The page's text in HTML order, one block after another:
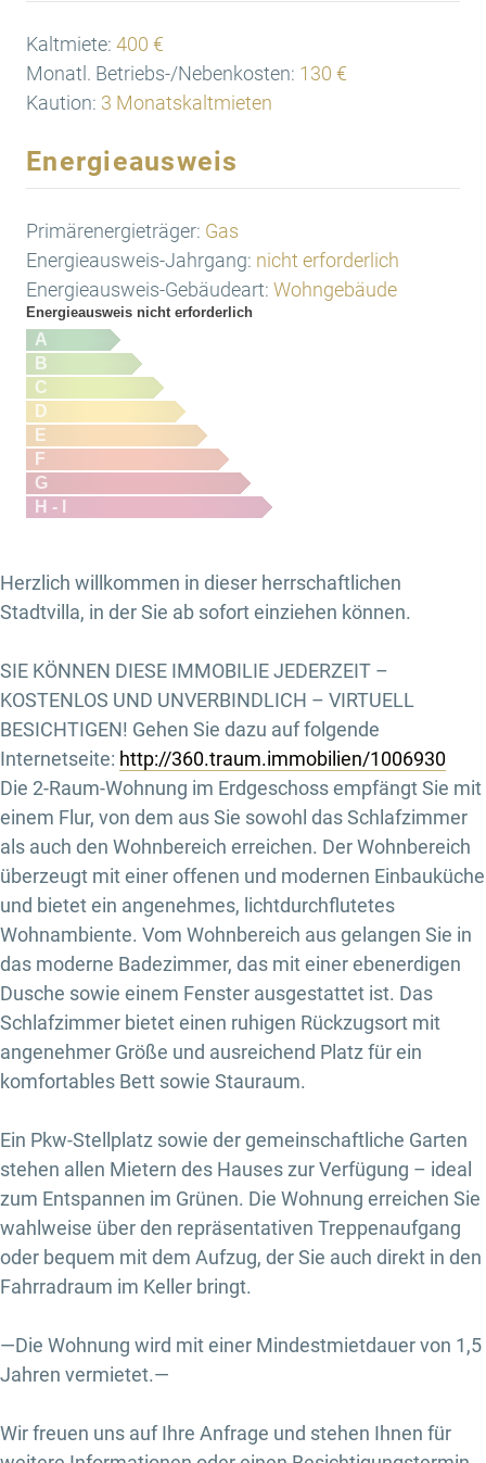
Kaltmiete: 400 €
Monatl. Betriebs-/Nebenkosten: 130 €
Kaution: 3 Monatskaltmieten
Energieausweis
Primärenergieträger: Gas
Energieausweis-Jahrgang: nicht erforderlich
Energieausweis-Gebäudeart: Wohngebäude
Energieausweis nicht erforderlich
A
B
C
D
E
F
G
H - I
Herzlich willkommen in dieser herrschaftlichen
Stadtvilla, in der Sie ab sofort einziehen können.
SIE KÖNNEN DIESE IMMOBILIE JEDERZEIT –
KOSTENLOS UND UNVERBINDLICH – VIRTUELL
BESICHTIGEN! Gehen Sie dazu auf folgende
Internetseite: http://360.traum.immobilien/1006930
Die 2-Raum-Wohnung im Erdgeschoss empfängt Sie mit
einem Flur, von dem aus Sie sowohl das Schlafzimmer
als auch den Wohnbereich erreichen. Der Wohnbereich
überzeugt mit einer offenen und modernen Einbauküche
und bietet ein angenehmes, lichtdurchflutetes
Wohnambiente. Vom Wohnbereich aus gelangen Sie in
das moderne Badezimmer, das mit einer ebenerdigen
Dusche sowie einem Fenster ausgestattet ist. Das
Schlafzimmer bietet einen ruhigen Rückzugsort mit
angenehmer Größe und ausreichend Platz für ein
komfortables Bett sowie Stauraum.
Ein Pkw-Stellplatz sowie der gemeinschaftliche Garten
stehen allen Mietern des Hauses zur Verfügung – ideal
zum Entspannen im Grünen. Die Wohnung erreichen Sie
wahlweise über den repräsentativen Treppenaufgang
oder bequem mit dem Aufzug, der Sie auch direkt in den
Fahrradraum im Keller bringt.
—Die Wohnung wird mit einer Mindestmietdauer von 1,5
Jahren vermietet.—
Wir freuen uns auf Ihre Anfrage und stehen Ihnen für